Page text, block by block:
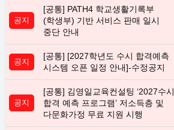
공지
[공통] PATH4 학교생활기록부
(학생부) 기반 서비스 판매 일시
중단 안내
공지
[공통] [2027학년도 수시 합격예측
시스템 오픈 일정 안내]-수정공지
공지
[공통] 김영일교육컨설팅 ‘2027수시
합격 예측 프로그램’ 저소득층 및
다문화가정 무료 지원 시행